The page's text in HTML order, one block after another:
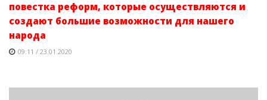
повестка реформ, которые осуществляются и
создают большие возможности для нашего
народа
09:11 / 23.01.2020